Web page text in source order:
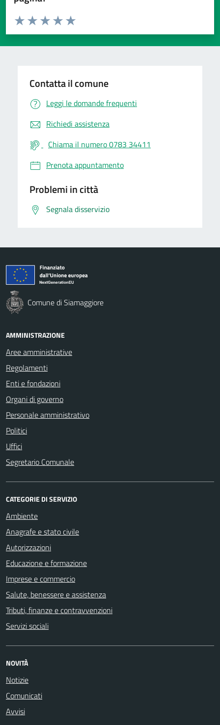
Valuta da 1 a 5 stelle la pagina
Valuta 5 stelle su 5
Valuta 4 stelle su 5
Valuta 3 stelle su 5
Valuta 2 stelle su 5
Valuta 1 stelle su 5
Contatta il comune
Leggi le domande frequenti
Richiedi assistenza
Chiama il numero 0783 34411
Prenota appuntamento
Problemi in città
Segnala disservizio
Comune di Siamaggiore
AMMINISTRAZIONE
Aree amministrative
Regolamenti
Enti e fondazioni
Organi di governo
Personale amministrativo
Politici
Uffici
Segretario Comunale
CATEGORIE DI SERVIZIO
Ambiente
Anagrafe e stato civile
Autorizzazioni
Educazione e formazione
Imprese e commercio
Salute, benessere e assistenza
Tributi, finanze e contravvenzioni
Servizi sociali
NOVITÀ
Notizie
Comunicati
Avvisi